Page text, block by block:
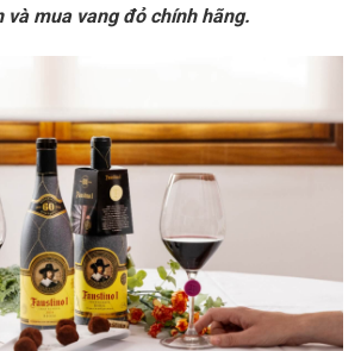
và mua vang đỏ chính hãng.